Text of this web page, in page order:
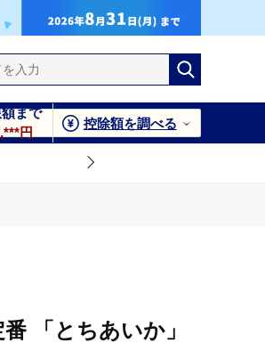
まで
円
控除額を調べる
「とちあいか」